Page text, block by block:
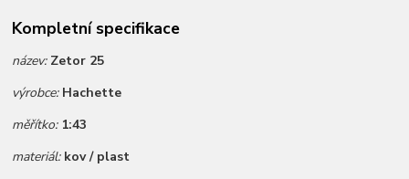
Kompletní specifikace
název: Zetor 25
výrobce: Hachette
měřítko: 1:43
materiál: kov / plast